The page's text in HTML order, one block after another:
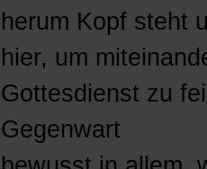
herum Kopf steht
hier, um
Gottesdienst zu
Gegenwart